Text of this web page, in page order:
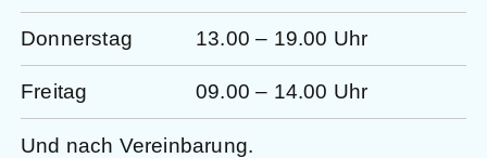
Donnerstag 13.00 – 19.00 Uhr
Freitag 09.00 – 14.00 Uhr
Und nach Vereinbarung.